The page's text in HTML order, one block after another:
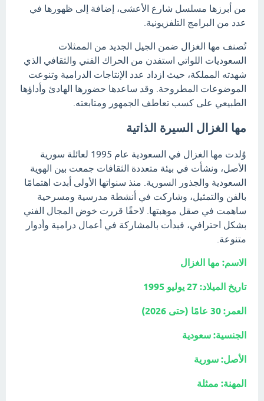
من أبرزها مسلسل شارع الأعشى، إضافة إلى ظهورها في
عدد من البرامج التلفزيونية.
تُصنف مها الغزال ضمن الجيل الجديد من الممثلات
السعوديات اللواتي استفدن من الحراك الفني والثقافي الذي
شهدته المملكة، حيث ازداد عدد الإنتاجات الدرامية وتنوعت
الموضوعات المطروحة. وقد ساعدها حضورها الهادئ وأداؤها
الطبيعي على كسب تعاطف الجمهور ومتابعته.
مها الغزال السيرة الذاتية
وُلدت مها الغزال في السعودية عام 1995 لعائلة سورية
الأصل، ونشأت في بيئة متعددة الثقافات جمعت بين الهوية
السعودية والجذور السورية. منذ سنواتها الأولى أبدت اهتمامًا
بالفن والتمثيل، وشاركت في أنشطة مدرسية ومسرحية
ساهمت في صقل موهبتها. لاحقًا قررت خوض المجال الفني
بشكل احترافي، فبدأت بالمشاركة في أعمال درامية وأدوار
متنوعة.
الاسم: مها الغزال
تاريخ الميلاد: 27 يوليو 1995
العمر: 30 عامًا (حتى 2026)
الجنسية: سعودية
الأصل: سورية
المهنة: ممثلة